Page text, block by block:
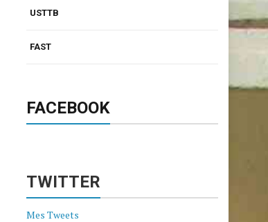
USTTB
FAST
FACEBOOK
TWITTER
Mes Tweets